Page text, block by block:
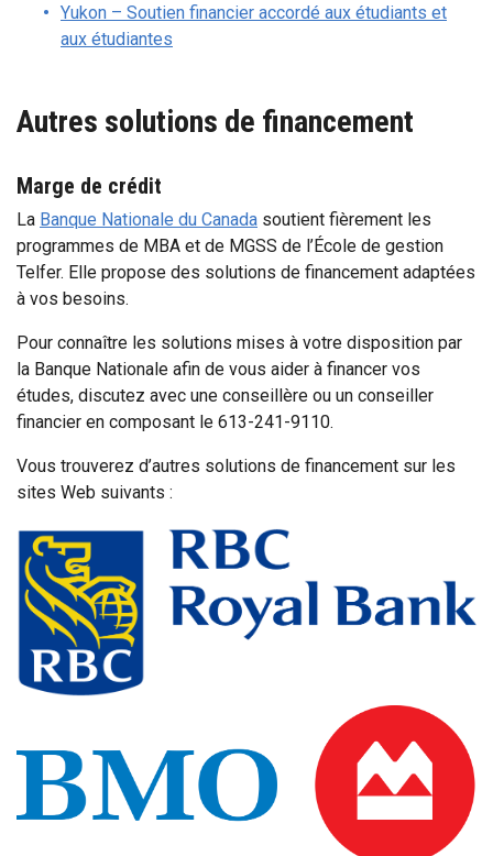
Yukon – Soutien financier accordé aux étudiants et
aux étudiantes
Autres solutions de financement
Marge de crédit
La Banque Nationale du Canada soutient fièrement les
programmes de MBA et de MGSS de l’École de gestion
Telfer. Elle propose des solutions de financement adaptées
à vos besoins.
Pour connaître les solutions mises à votre disposition par
la Banque Nationale afin de vous aider à financer vos
études, discutez avec une conseillère ou un conseiller
financier en composant le 613-241-9110.
Vous trouverez d’autres solutions de financement sur les
sites Web suivants :